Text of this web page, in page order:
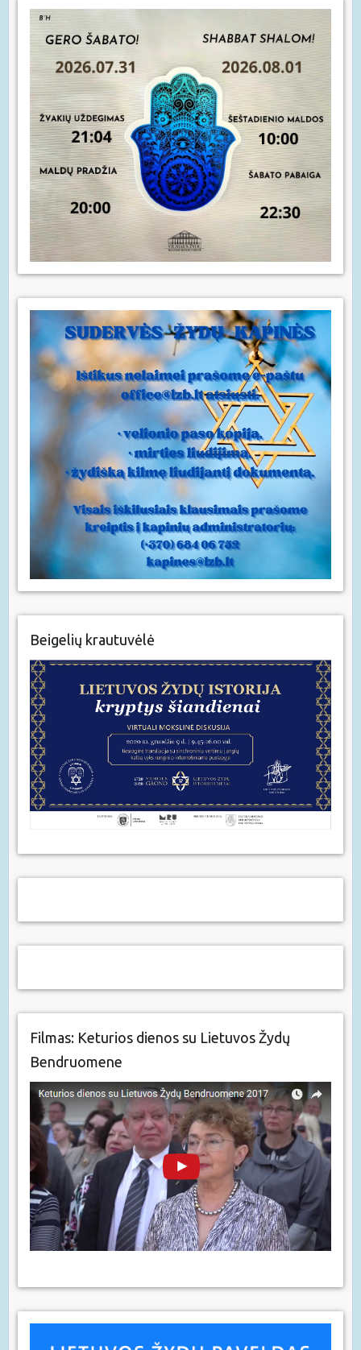
Beigelių krautuvėlė
Filmas: Keturios dienos su Lietuvos Žydų
Bendruomene